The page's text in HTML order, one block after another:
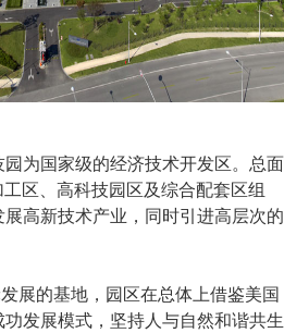
为国家级的经济技术开发区。总面
区、高科技园区及综合配套区组
高新技术产业，同时引进高层次的
展的基地，园区在总体上借鉴美国
发展模式，坚持人与自然和谐共生